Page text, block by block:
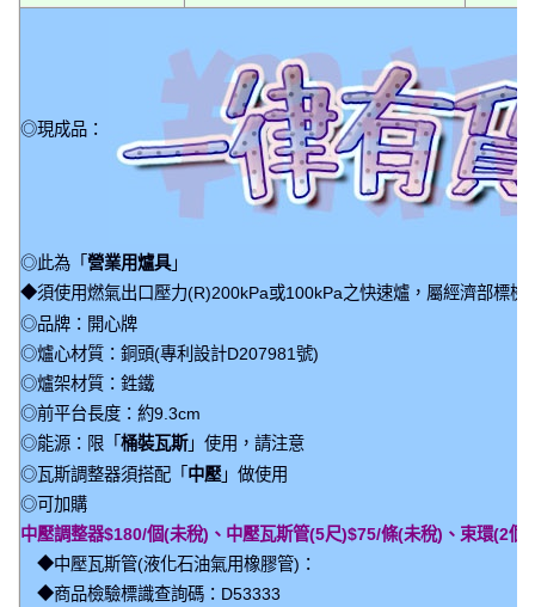
◎現成品：
◎此為「營業用爐具」
◆須使用燃氣出口壓力(R)200kPa或100kPa之快速爐，屬經濟部標檢
◎品牌：開心牌
◎爐心材質：銅頭(專利設計D207981號)
◎爐架材質：鉎鐵
◎前平台長度：約9.3cm
◎能源：限「桶裝瓦斯」使用，請注意
◎瓦斯調整器須搭配「 中壓」做使用
◎可加購
中壓調整器$180/個(未稅)、中壓瓦斯管(5尺)$75/條(未稅)、束環(2個
◆中壓瓦斯管(液化石油氣用橡膠管)：
◆商品檢驗標識查詢碼：D53333